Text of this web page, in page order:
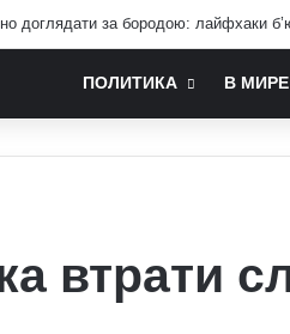
доглядати за бородою: лайфхаки
ПОЛИТИКА В МИРЕ
втрати